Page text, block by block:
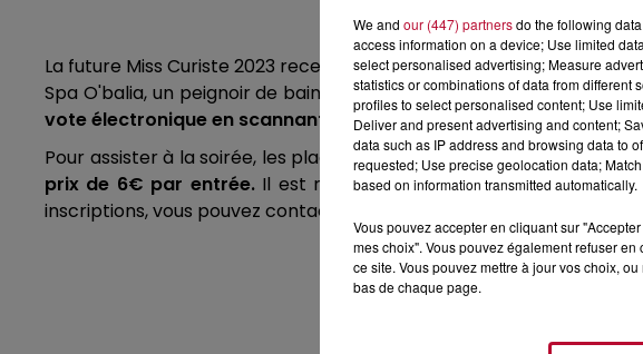
La future Miss Curiste 2023 recevra une série de récompenses,
Spa O'balia, un peignoir de bain ainsi que des produits de la
vote électronique en scannant un QR code sur place.
Pour assister à la soirée, les places sont d'ores et déjà en venteà
prix de 6€ par entrée.Il est recommandé de réserver
inscriptions, vous pouvez contacter le 06.31.02.63.01.
We and our (447) partnersdo the following
access information on a device; Use limited
select personalised advertising; Measure
statistics or combinations of data from
profiles to select personalised content; Use
Deliver and present advertising and content;
data such as IP address and browsing data to
requested; Use precise geolocation data;
based on information transmitted automatically.
Vous pouvez accepter en cliquant sur
mes choix". Vous pouvez également refuser
ce site. Vous pouvez mettre à jour vos choix,
bas de chaque page.